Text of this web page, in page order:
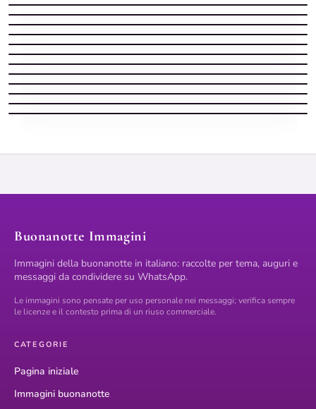
Frasi buonanotte luna piena
Buonanotte frase con pensiero serale
Buonanotte frase con pensiero scritto
Buonanotte frase con testo dolce
Frasi buonanotte margherita bianca
Buonanotte frase con messaggio pensato
Frasi buonanotte: una luce nella notte come carezza silenziosa
Buonanotte Frasi
Buonanotte frase con parole amore
Buonanotte frase con parole dolci
Buonanotte Immagini
Immagini della buonanotte in italiano: raccolte per tema, auguri e
messaggi da condividere su WhatsApp.
Le immagini sono pensate per uso personale nei messaggi; verifica sempre
le licenze e il contesto prima di un riuso commerciale.
CATEGORIE
Pagina iniziale
Immagini buonanotte